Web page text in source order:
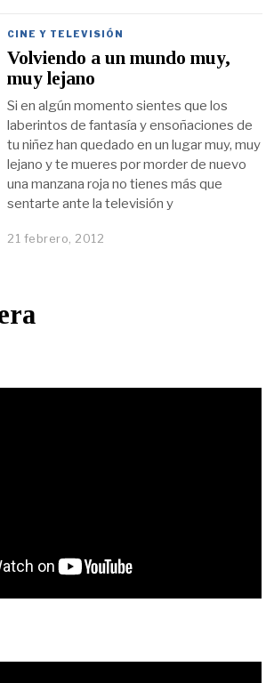
CINE Y TELEVISIÓN
Volviendo a un mundo muy,
muy lejano
Si en algún momento sientes que los
laberintos de fantasía y ensoñaciones de
tu niñez han quedado en un lugar muy, muy
lejano y te mueres por morder de nuevo
una manzana roja no tienes más que
sentarte ante la televisión y
21 febrero, 2012